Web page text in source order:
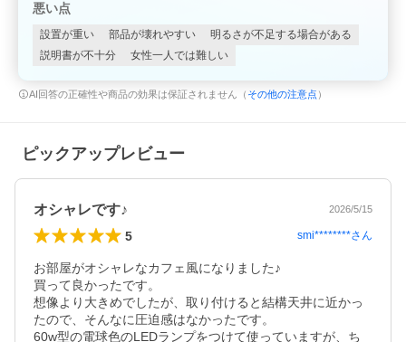
悪い点
設置が重い 部品が壊れやすい
明るさが不足する場合がある
説明書が不十分
女性一人では難しい
AI回答の正確性や商品の効果は保証されません（ その他の注意点 ）
ピックアップレビュー
オシャレです♪ 2026/5/15
5 smi********さん
お部屋がオシャレなカフェ風になりました♪
買って良かったです。
想像より大きめでしたが、取り付けると結構天井に近かっ
たので、そんなに圧迫感はなかったです。
60w型の電球色のLEDランプをつけて使っていますが、ち